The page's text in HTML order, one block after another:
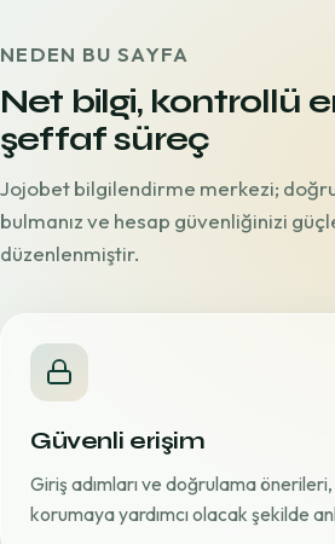
NEDEN BU SAYFA
Net bilgi, kontrollü
şeffaf süreç
Jojobet bilgilendirme merkezi; doğru
bulmanız ve hesap güvenliğinizi
düzenlenmiştir.
Güvenli erişim
Giriş adımları ve doğrulama
korumaya yardımcı olacak şekilde